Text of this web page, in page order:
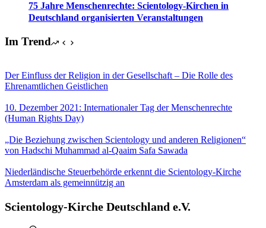
75 Jahre Menschenrechte: Scientology-Kirchen in
Deutschland organisierten Veranstaltungen
Im Trend
Der Einfluss der Religion in der Gesellschaft – Die Rolle des
Ehrenamtlichen Geistlichen
10. Dezember 2021: Internationaler Tag der Menschenrechte
(Human Rights Day)
„Die Beziehung zwischen Scientology und anderen Religionen“
von Hadschi Muhammad al-Qaaim Safa Sawada
Niederländische Steuerbehörde erkennt die Scientology-Kirche
Amsterdam als gemeinnützig an
Scientology-Kirche Deutschland e.V.